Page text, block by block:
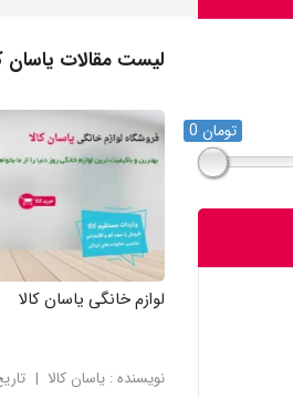
لیست مقالات یاسان
لوازم خانگی یاسان کالا
نویسنده : یاسان کالا
تاریخ
0 تومان